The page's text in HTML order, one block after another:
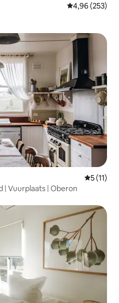
Gemiddelde
4,96 (253)
5 (11)
| Vuurplaats | Oberon